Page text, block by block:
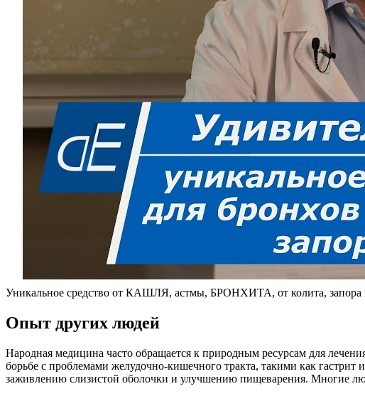
Уникальное средство от КАШЛЯ, астмы, БРОНХИТА, от колита,
Опыт других людей
Народная медицина часто обращается к природным ресурсам для
борьбе с проблемами желудочно-кишечного тракта, такими как
заживлению слизистой оболочки и улучшению пищеварения. Многие